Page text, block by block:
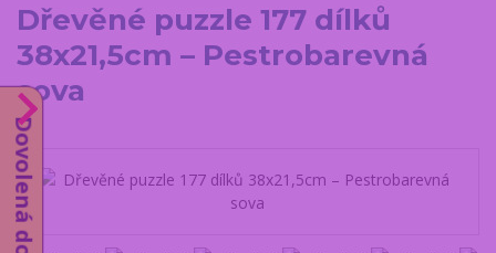
Dřevěné puzzle 177 dílků
38x21,5cm – Pestrobarevná
sova
Dovolená do 14.8.